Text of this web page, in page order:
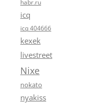
habr.ru
icq
icq 404666
kexek
livestreet
Nixe
nokato
nyakiss